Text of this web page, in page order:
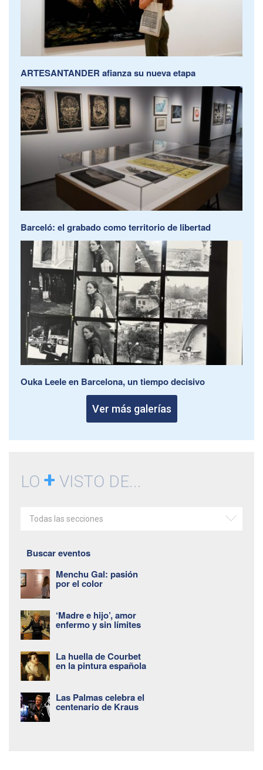
ARTESANTANDER afianza su nueva etapa
Barceló: el grabado como territorio de libertad
Ouka Leele en Barcelona, un tiempo decisivo
Ver más galerías
LO + VISTO DE...
Todas las secciones
Buscar eventos
Menchu Gal: pasión
por el color
‘Madre e hijo’, amor
enfermo y sin límites
La huella de Courbet
en la pintura española
Las Palmas celebra el
centenario de Kraus